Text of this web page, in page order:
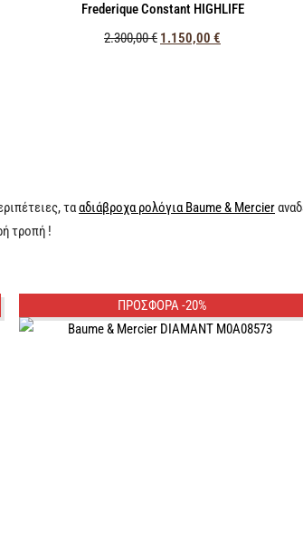
Frederique Constant HIGHLIFE
2.300,00€ 1.150,00 €
τααδιάβροχα ρολόγια Baume & Mercier
τροπή !
ΠΡΟΣΦΟΡΑ -20%